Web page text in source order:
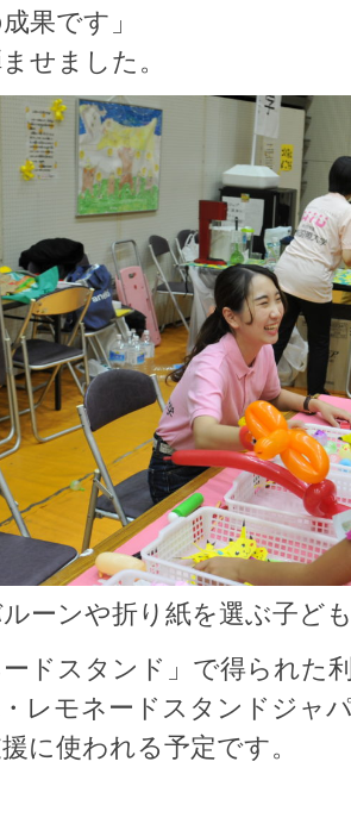
果です」
せました。
ーンや折り紙を選ぶ子ど
ードスタンド」で得られた
レモネードスタンドジャ
に使われる予定です。